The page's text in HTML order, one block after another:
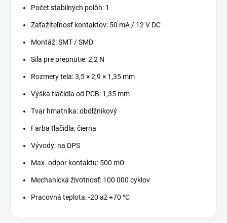
Počet stabilných polôh: 1
Zaťažiteľnosť kontaktov: 50 mA / 12 V DC
Montáž: SMT / SMD
Sila pre prepnutie: 2,2 N
Rozmery tela: 3,5 × 2,9 × 1,35 mm
Výška tlačidla od PCB: 1,35 mm
Tvar hmatníka: obdĺžnikový
Farba tlačidla: čierna
Vývody: na DPS
Max. odpor kontaktu: 500 mΩ
Mechanická životnosť: 100 000 cyklov
Pracovná teplota: -20 až +70 °C